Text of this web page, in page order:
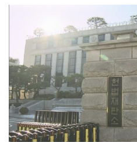
Thể thao
Bóng đá
Lịch thi đấu bóng đá
Thế giới thể thao
eSports
Hậu trường